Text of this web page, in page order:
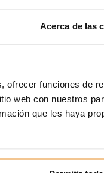
Acerca de las
ofrecer funciones de
web con nuestros
que les haya
o
la II
la
la
y
y la
Actualidad